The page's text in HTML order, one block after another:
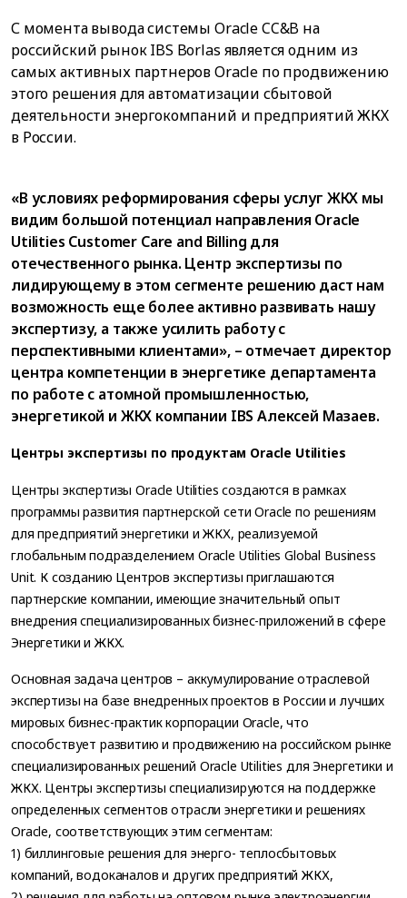
С момента вывода системы Oracle CC&B на
российский рынок IBS Borlas является одним из
самых активных партнеров Oracle по продвижению
этого решения для автоматизации сбытовой
деятельности энергокомпаний и предприятий ЖКХ
в России.
«В условиях реформирования сферы услуг ЖКХ мы
видим большой потенциал направления Oracle
Utilities Customer Care and Billing для
отечественного рынка. Центр экспертизы по
лидирующему в этом сегменте решению даст нам
возможность еще более активно развивать нашу
экспертизу, а также усилить работу с
перспективными клиентами», – отмечает директор
центра компетенции в энергетике департамента
по работе с атомной промышленностью,
энергетикой и ЖКХ компании IBS Алексей Мазаев.
Центры экспертизы по продуктам Oracle Utilities
Центры экспертизы Oracle Utilities создаются в рамках
программы развития партнерской сети Oracle по решениям
для предприятий энергетики и ЖКХ, реализуемой
глобальным подразделением Oracle Utilities Global Business
Unit. К созданию Центров экспертизы приглашаются
партнерские компании, имеющие значительный опыт
внедрения специализированных бизнес-приложений в сфере
Энергетики и ЖКХ.
Основная задача центров – аккумулирование отраслевой
экспертизы на базе внедренных проектов в России и лучших
мировых бизнес-практик корпорации Oracle, что
способствует развитию и продвижению на российском рынке
специализированных решений Oracle Utilities для Энергетики и
ЖКХ. Центры экспертизы специализируются на поддержке
определенных сегментов отрасли энергетики и решениях
Oracle, соответствующих этим сегментам:
1) биллинговые решения для энерго- теплосбытовых
компаний, водоканалов и других предприятий ЖКХ,